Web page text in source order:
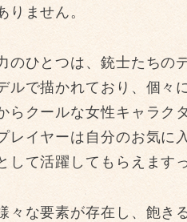
りません。
のひとつは、銃士たちの
ルで描かれており、個々
らクールな女性キャラク
レイヤーは自分のお気に
して活躍してもらえます
々な要素が存在し、飽き